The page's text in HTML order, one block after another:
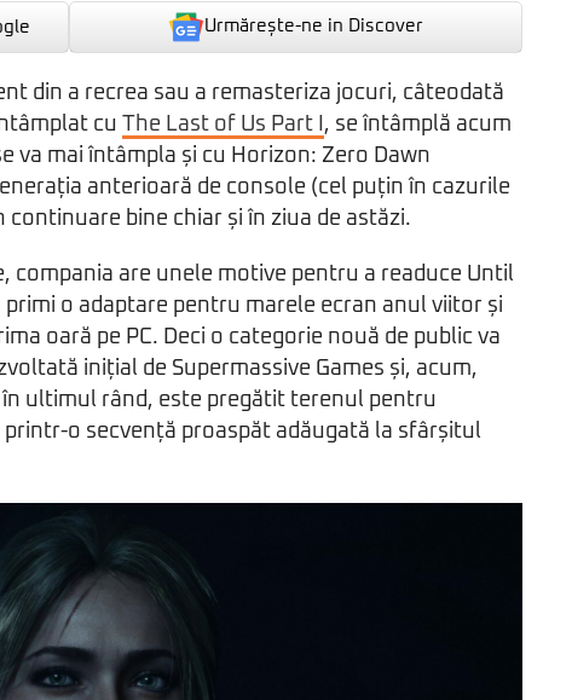
Urmărește-ne in Discover
din a recrea sau a remasteriza jocuri, câteodată
cu The Last of Us Part I , se întâmplă acum
va mai întâmpla și cu Horizon: Zero Dawn
anterioară de console (cel puțin în cazurile
bine chiar și în ziua de astăzi.
compania are unele motive pentru a readuce Until
o adaptare pentru marele ecran anul viitor și
oară pe PC. Deci o categorie nouă de public va
inițial de Supermassive Games și, acum,
ultimul rând, este pregătit terenul pentru
o secvență proaspăt adăugată la sfârșitul